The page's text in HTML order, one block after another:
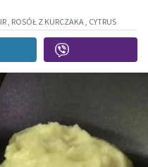
, ROSÓŁ Z KURCZAKA , CYTRUS